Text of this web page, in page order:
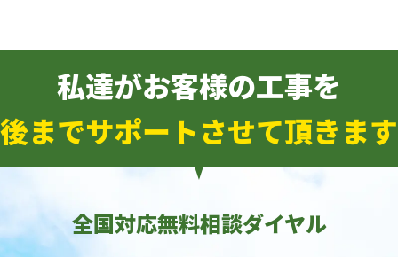
私達がお客様の工事を
までサポートさせて頂きま
全国対応無料相談ダイヤル